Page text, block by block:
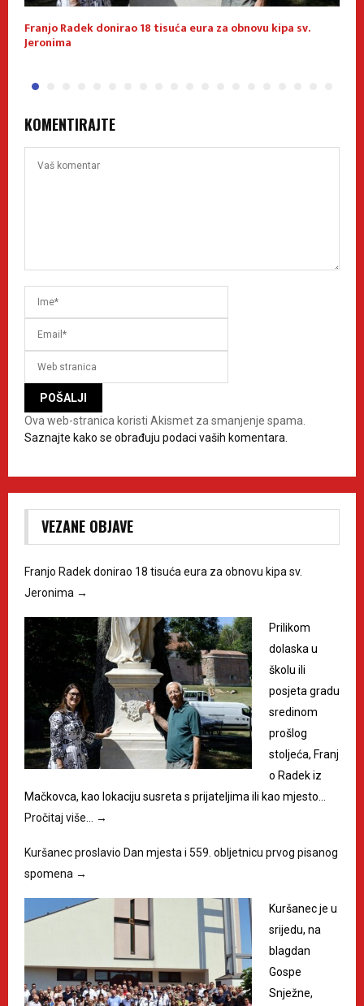
Franjo Radek donirao 18 tisuća eura za obnovu kipa sv.
Jeronima
KOMENTIRAJTE
Ova web-stranica koristi Akismet za smanjenje spama.
Saznajte kako se obrađuju podaci vaših komentara.
VEZANE OBJAVE
Franjo Radek donirao 18 tisuća eura za obnovu kipa sv.
Jeronima →
Prilikom
dolaska u
školu ili
posjeta gradu
sredinom
prošlog
stoljeća, Franj
o Radek iz
Mačkovca, kao lokaciju susreta s prijateljima ili kao mjesto…
Pročitaj više…
→
Kuršanec proslavio Dan mjesta i 559. obljetnicu prvog pisanog
spomena →
Kuršanec je u
srijedu, na
blagdan
Gospe
Snježne,